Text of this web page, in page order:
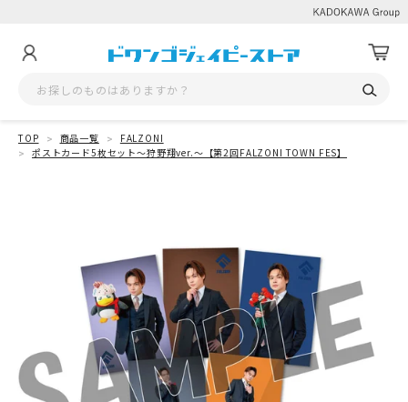
TOP 商品一覧
FALZONI
ポストカード5枚セット～狩野翔ver.～【第2回FALZONI TOWN FES】